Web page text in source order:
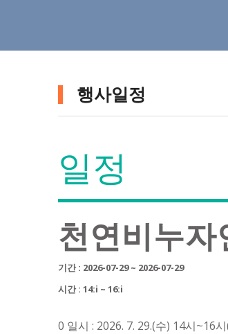
행사일정
일정
천연비누
기간 : 2026-07-29 ~ 2026-07-29
시간 : 14:i ~ 16:i
0 일시 : 2026. 7. 29.(수) 14시~16